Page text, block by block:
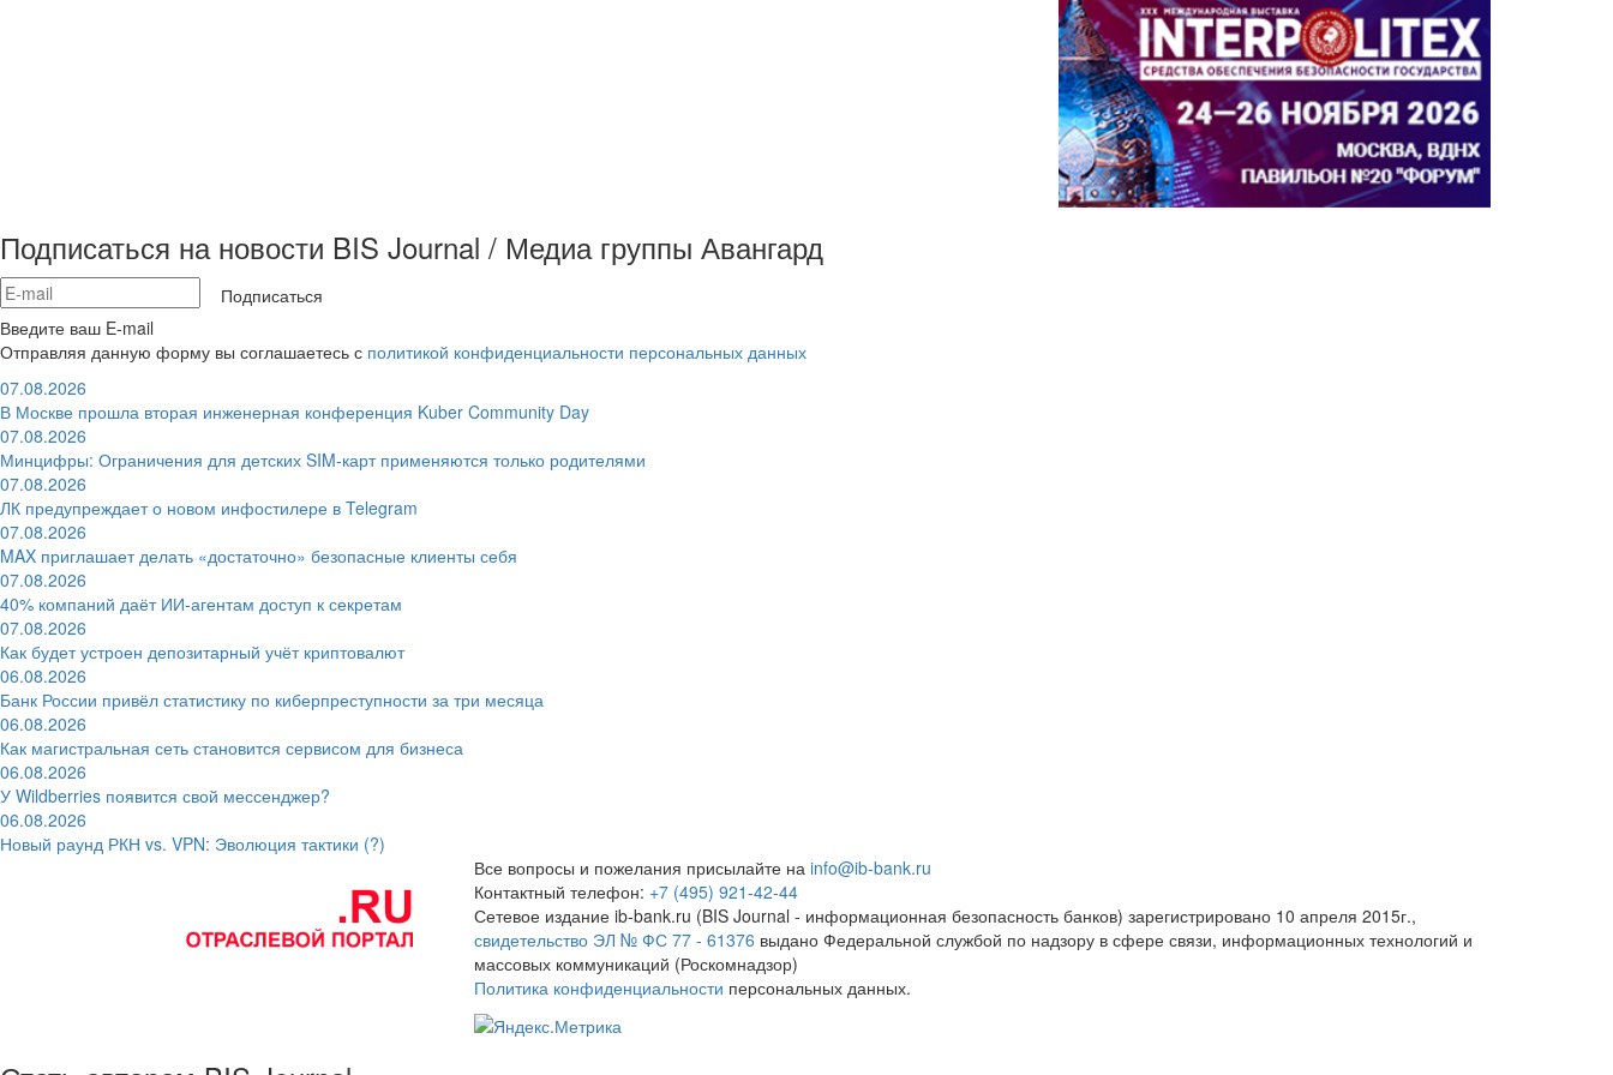
Подписаться на новости BIS Journal / Медиа группы Авангард
Подписаться
Введите ваш E-mail
Отправляя данную форму вы соглашаетесь с политикой конфиденциальности персональных данных
07.08.2026
В Москве прошла вторая инженерная конференция Kuber Community Day
07.08.2026
Минцифры: Ограничения для детских SIM-карт применяются только родителями
07.08.2026
ЛК предупреждает о новом инфостилере в Telegram
07.08.2026
MAX приглашает делать «достаточно» безопасные клиенты себя
07.08.2026
40% компаний даёт ИИ‑агентам доступ к секретам
07.08.2026
Как будет устроен депозитарный учёт криптовалют
06.08.2026
Банк России привёл статистику по киберпреступности за три месяца
06.08.2026
Как магистральная сеть становится сервисом для бизнеса
06.08.2026
У Wildberries появится свой мессенджер?
06.08.2026
Новый раунд РКН vs. VPN: Эволюция тактики (?)
Все вопросы и пожелания присылайте на info@ib-bank.ru
Контактный телефон: +7 (495) 921-42-44
Сетевое издание ib-bank.ru (BIS Journal - информационная безопасность банков) зарегистрировано 10 апреля 2015г.,
свидетельство ЭЛ № ФС 77 - 61376 выдано Федеральной службой по надзору в сфере связи, информационных технологий и
массовых коммуникаций (Роскомнадзор)
Политика конфиденциальности персональных данных.